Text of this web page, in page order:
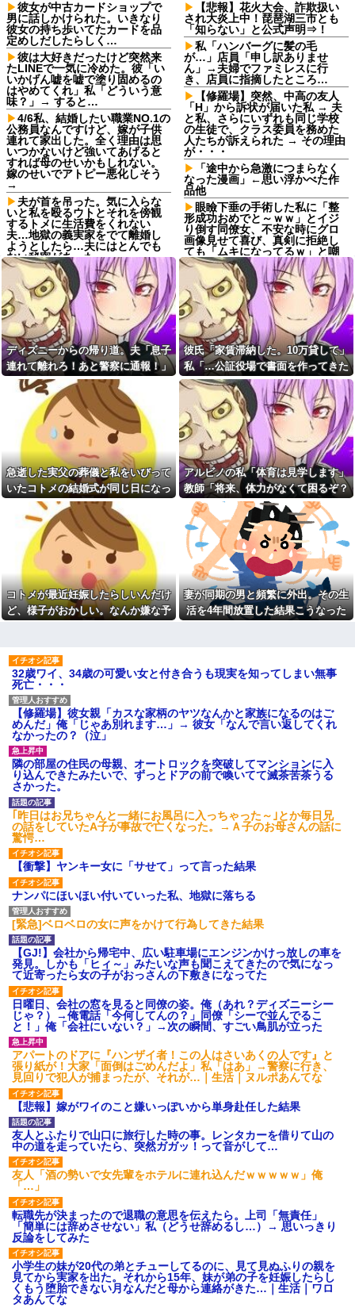
彼女が中古カードショップで
男に話しかけられた。いきなり
彼女の持ち歩いてたカードを品
定めしだしたらしく…
彼は大好きだったけど突然来
たLINEで一気に冷めた。彼「い
いかげん嘘を嘘で塗り固めるの
はやめてくれ」私「どういう意
味？」→ すると…
4/6私、結婚したい職業NO.1の
公務員なんですけど、嫁が子供
連れて家出した。全く理由は思
いつかないけど強いてあげると
すれば母のせいかもしれない。
嫁のせいでアトピー悪化しそう
→
夫が首を吊った。気に入らな
いと私を殴るウトとそれを傍観
するトメに生活費をくれない
夫…地獄の義実家をでて離婚し
ようとしたら…夫にはとんでも
ない秘密があった
最近の若手社員は何故かコレ
を嫌がるらしい
嫁「生ハムを手作りした
よ！」俺「それ、生肉のままじ
ゃないか！」→食べてしまった
翌日にまさかの事態が…
私「また郵便がなくなって
る…」知人「一緒に捕まえよ
う」→おとりを仕掛けたら泥奥
がまんまと引っかかり…
【後編】我が家で集まりがあ
った後に子供の新品クロックス
が消えた。犯人のママがカバン
に入れるのを見た人もいるのに
相手旦那が「証拠は？」と認め
ない…...
アタシ何歳に見える？って誘
い受け風の事言うゴミってまだ
生存してるよね～
ディズニーからの帰り道。夫
「息子連れて離れろ！あと警察
に通報！」私「助けて！」駅員
「どうしました！？」→トンデ
モナイことに…
会社に突然「嫁に手を出した
だろ」と怒りの電話が入った。
全く心当たりのない俺だった
が、事態は思わぬ展開に…
【衝撃】ジャンポケ斉藤の妻
かせてしまう…
【速報】女さん、20歳でアル
ファード一括で買ったことを自
慢してしまう
【衝撃】上司「あのさあ田
沼？お前営業車のガソリン抜い
てない？」俺「はぁ？どういう
ことすか？」上司「自分の車に
入れ替えたりしてない？？」←
これw w w w w w
【超絶悲報】東科大医学部卒
の美人YouTuberさん、直美でコ
メント欄が炎上してしまう…
【画像】最新の浜辺美波さ
ん、ガチのマジで可愛過ぎてワ
イらをドキドキさせてしまうw w
w w w w w
1/2義弟娘「ママのアソコには
黒い絵があるんだよ！洗っても
落ちないんだよ！」あー…だか
らいつも肌を隠してるのね。こ
んな田舎で刺青バレたら面倒...
ハードオフに売っていた4万
4000円のフィギュアがヤバすぎ
るｗｗｗｗｗｗ「こんな高い
の？ｗｗ」「逆に超安い」
私「ちょっと、人の家の金庫
触らないでよ！」キチママ『そ
こに金庫があったから、開けて
みようとしただけ☆』義兄「泥
は出てけ！二度と来るな！」結
果・・・
私「初めて飲む味だけどなん
のお茶？」彼「ちっ！」私「」
【GIF】JSのカンチョーワロ
タ
後続車にクラクションを鳴ら
され彼氏が逆切れ。「何クラク
ション鳴らしてんだ！降りてこ
いよ！」と怒鳴りだし...
【衝撃】報酬100万円超の治験
募集がこちらｗｗｗｗｗ(※画像
あり)
【ネット騒然】惨殺されたタ
ワマン頂き女子のこの動画、す
げえええええｗｗｗｗｗｗｗｗ
ｗｗｗ
【愕然】白のクラウン俺氏、
高速道路左車線を制限速度で走
った結果wwwwwwwwwwww
百年の恋12-899 食べた量を
張り合ってくる
【悲報】花火大会、詐欺扱い
され大炎上中！琵琶湖三市とも
「知らない」と公式声明⇒！
私「ハンバーグに髪の毛
が…」店員「申し訳ありませ
ん」→夫婦でファミレスに行
き、店員に指摘したところ…
【修羅場】突然、中高の友人
「H」から訴状が届いた私 → 夫
と私、さらにいずれも同じ学校
の生徒で、クラス委員を務めた
人たちが訴えられた → その理由
が・・・
「途中から急激につまらなく
なった漫画」←思い浮かべた作
品他
眼瞼下垂の手術した私に「整
形成功おめでと～ｗｗ」とイジ
り倒す同僚女、不安な時にグロ
画像見せて喜び、真剣に拒絶し
ても「ムキになってるｗ」と嘲
笑…人の病気と手術を娯楽にす
んなよ！！
姪「結婚しても子供は産まな
い」私「どうして？」→理由を
聞いてみると、思わず少子化の
現実を考えさせられて…
結婚するという決断って重く
ないですか？
【悲報】強者男性さん「30超
えてデートの練習とかしてる奴
なんなんだ？普通は10代の子供
がいるぞ」
【修羅場】弟を車で迎えに行
くときにファミレスの駐車場か
ら飛び出してきた男性を轢いて
しまった 轢かれた男は傷だらけ
で血まみれなのに凄い大声て喚
いて暴れまくり…
【驚愕】デキ婚した相手は出
張姫。母の興信所調査で夫婦崩
壊？！ｗｗｗｗ
【唖然】浮気バレた旦那が嫁
に勢いで吐き出した結果ｗｗｗ
ｗ
1/2義弟娘「ママのアソコには
黒い絵があるんだよ！洗っても
落ちないんだよ！」あー…だか
らいつも肌を隠してるのね。こ
んな田舎で刺青バレたら面倒な
事になっちゃうよ…→面倒な事
新卒の時に受けた会社の面接
統合失調症って何がどうヤバ
いの？「現実」と「妄想」の境
義母「小学生になったら一人
で新幹線乗ってウチ（東北）に
泊まりにおいで♪」と会うたびし
も防犯も無視して女児を一人で
遠出させようとする無神経義母
にブチ切れ
だった。他所のお宅をピンポン
して「あそぼー」と家に上がり
田舎では普通のことだったので
私が考えた娘の名前を「画数
が多い、バランスが悪い」と酷
評してたトメ。命名式に娘を抱
っこして「バランスが取りにく
い字ねぇ～あたち自分の名前だ
いっきらーい」
みたよ
ディズニーからの帰り道。夫「息子
連れて離れろ！あと警察に通報！」
私「助けて！」駅員「どうしまし
た！？」→トンデモナイことに…
彼氏「家賃滞納した。10万貸して」
私「…公証役場で書面を作ってきた
ら考える」→結果・・・
急逝した実父の葬儀と私をいびって
いたコトメの結婚式が同じ日になっ
てしまった。無理にでも来いと言わ
れてしまい...
アルビノの私「体育は見学します」
教師「将来、体力がなくて困るぞ？
我慢して走れ！」→結果、膝を痛め
て・・・
コトメが最近妊娠したらしいんだけ
ど、様子がおかしい。なんか嫌な予
妻が同期の男と頻繁に外出。その生
活を4年間放置した結果こうなった
32歳ワイ、34歳の可愛い女と付き合うも現実を知ってしまい無事
死亡・・・
【修羅場】彼女親「カスな家柄のヤツなんかと家族になるのはご
めんだ」俺「じゃあ別れます…」→ 彼女「なんで言い返してくれ
なかったの？（泣」
隣の部屋の住民の母親、オートロックを突破してマンションに入
り込んできたみたいで、ずっとドアの前で喚いてて滅茶苦茶うる
さかった。
｢昨日はお兄ちゃんと一緒にお風呂に入っちゃった～｣とか毎日兄
の話をしていたA子が事故で亡くなった。→Ａ子のお母さんの話に
驚愕…
【衝撃】ヤンキー女に「サせて」って言った結果
ナンパにほいほい付いていった私、地獄に落ちる
[緊急]ベロベロの女に声をかけて行為してきた結果
【GJ!】会社から帰宅中、広い駐車場にエンジンかけっ放しの車を
発見。しかも「ヒィ～」みたいな声も聞こえてきたので気になっ
て近寄ったら女の子がおっさんの下敷きになってた
日曜日、会社の窓を見ると同僚の姿。俺（あれ？ディズニーシー
じゃ？）→俺電話「今何してんの？」同僚「シーで並んでるこ
と！」俺「会社にいない？」→次の瞬間、すごい鳥肌が立った
アパートのドアに『ハンザイ者！この人はさいあくの人です』と
張り紙が！大家「面倒はごめんだよ」私「はあ」→警察に行き、
見回りで犯人が捕まったが、それが…｜生活｜ヌルポあんてな
【悲報】嫁がワイのこと嫌いっぽいから単身赴任した結果
友人とふたりで山口に旅行した時の事。レンタカーを借りて山の
中の道を走っていたら、突然ガガッ！って音がして…
友人「酒の勢いで女先輩をホテルに連れ込んだｗｗｗｗｗ」俺
「…」
転職先が決まったので退職の意思を伝えたら。上司「無責任」
「簡単には辞めさせない」私（どうせ辞めるし…）→ 思いっきり
反論をしてみた
小学生の妹が20代の弟とチューしてるのに、見て見ぬふりの親を
見てから実家を出た。それから15年、妹が弟の子を妊娠したらし
くもう堕胎できない月なんだと母から連絡がきた…｜生活｜ワロ
タあんてな